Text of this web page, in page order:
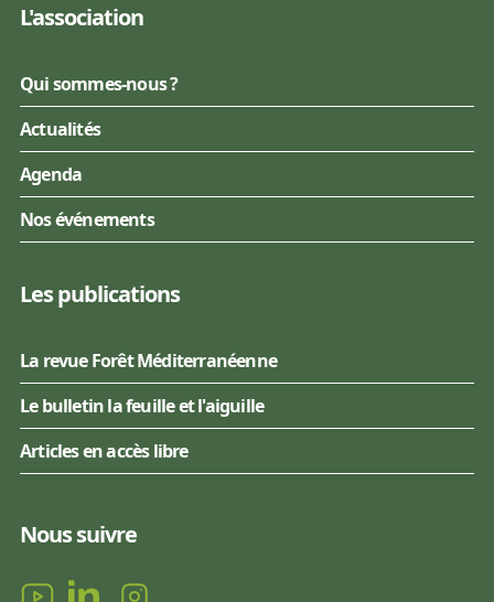
L'association
Qui sommes-nous ?
Actualités
Agenda
Nos événements
Les publications
La revue Forêt Méditerranéenne
Le bulletin la feuille et l'aiguille
Articles en accès libre
Nous suivre